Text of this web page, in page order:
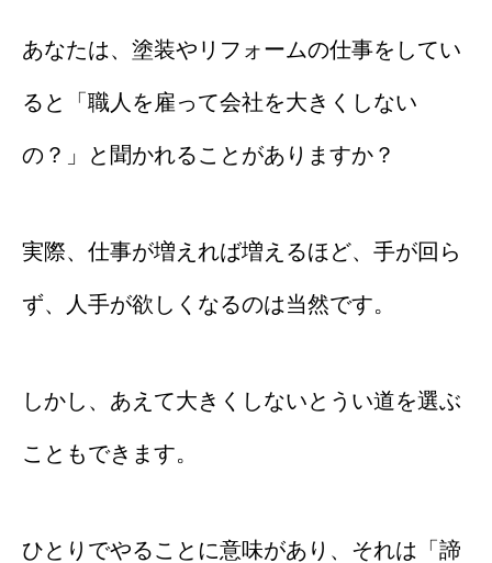
事業案内
あなたは、塗装やリフォームの仕事をしてい
ると「職人を雇って会社を大きくしない
の？」と聞かれることがありますか？
実際、仕事が増えれば増えるほど、手が回ら
ず、人手が欲しくなるのは当然です。
しかし、あえて大きくしないとうい道を選ぶ
こともできます。
ひとりでやることに意味があり、それは「諦